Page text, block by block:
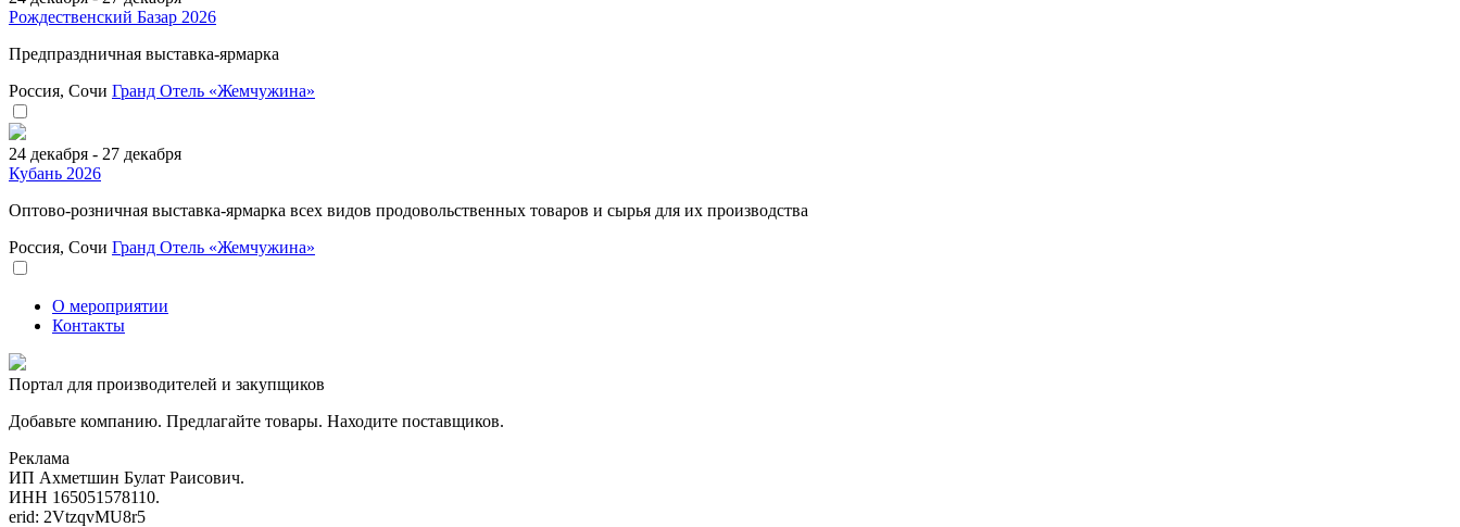
Рождественский Базар 2026
Предпраздничная выставка-ярмарка
Россия, Сочи Гранд Отель «Жемчужина»
24 декабря - 27 декабря
Кубань 2026
Оптово-розничная выставка-ярмарка всех видов продовольственных товаров и сырья для их производства
Россия, Сочи Гранд Отель «Жемчужина»
О мероприятии
Контакты
Портал для производителей и закупщиков
Добавьте компанию. Предлагайте товары. Находите поставщиков.
Реклама
ИП Ахметшин Булат Раисович.
ИНН 165051578110.
erid: 2VtzqvMU8r5